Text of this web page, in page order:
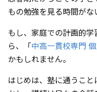
もの勉強を見る時間がな
もし、家庭での計画的
ら、「中高一貫校専門
かもしれません。
はじめは、塾に通うこ